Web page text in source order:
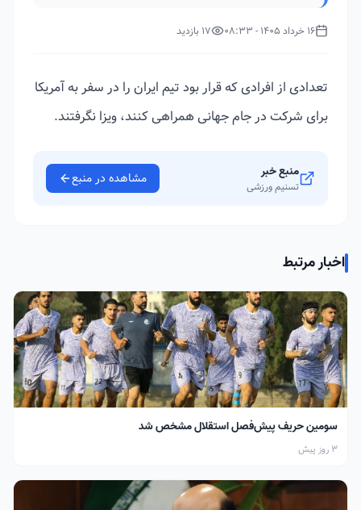
16 خرداد 1405 - 08:33 17 بازدید
تعدادی از افرادی که قرار بود تیم ایران را در سفر به آمریکا
برای شرکت در جام جهانی همراهی کنند، ویزا نگرفتند.
منبع خبر
تسنیم ورزشی مشاهده در منبع
اخبار مرتبط
سومین حریف پیش‌فصل استقلال مشخص شد
3 روز پیش